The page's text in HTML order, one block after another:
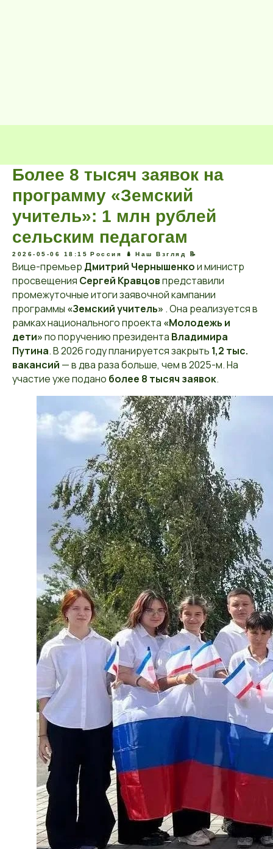
Более 8 тысяч заявок на
программу «Земский
учитель»: 1 млн рублей
сельским педагогам
2026-05-06 18:15 Россия 🪆 Наш Взгляд 📝
Вице-премьер Дмитрий Чернышенкои министр
просвещения Сергей Кравцовпредставили
промежуточные итоги заявочной кампании
программы «Земский учитель» . Она реализуется в
рамках национального проекта «Молодежь и
дети»по поручению президента Владимира
Путина. В 2026 году планируется закрыть 1,2 тыс.
вакансий — в два раза больше, чем в 2025-м. На
участие уже подано более 8 тысяч заявок.